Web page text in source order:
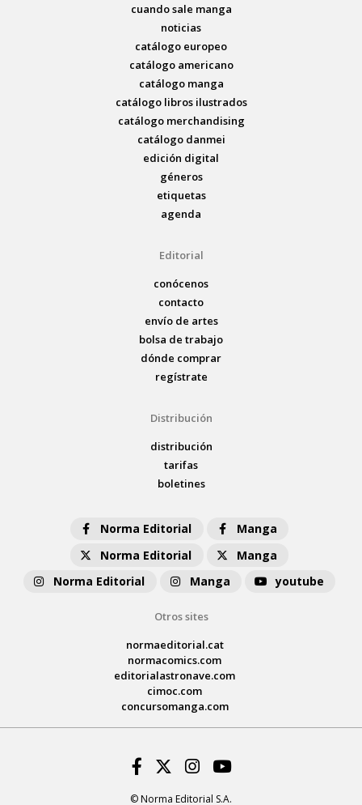
cuando sale manga
noticias
catálogo europeo
catálogo americano
catálogo manga
catálogo libros ilustrados
catálogo merchandising
catálogo danmei
edición digital
géneros
etiquetas
agenda
Editorial
conócenos
contacto
envío de artes
bolsa de trabajo
dónde comprar
regístrate
Distribución
distribución
tarifas
boletines
Norma Editorial
Manga
Norma Editorial
Manga
Norma Editorial
Manga youtube
Otros sites
normaeditorial.cat
normacomics.com
editorialastronave.com
cimoc.com
concursomanga.com
© Norma Editorial S.A.
Facebook
Twitter
Instagram
Youtube